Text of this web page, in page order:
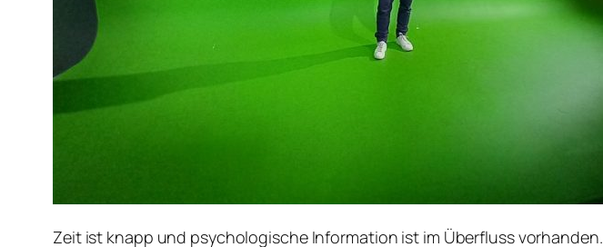
Zeit ist knapp und psychologische Information ist im Überfluss vorhanden.